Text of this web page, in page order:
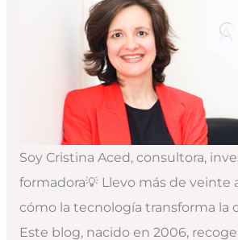
Soy Cristina Aced, consultora,
formadora💡 Llevo más de veinte
cómo la tecnología transforma
Este blog, nacido en 2006,